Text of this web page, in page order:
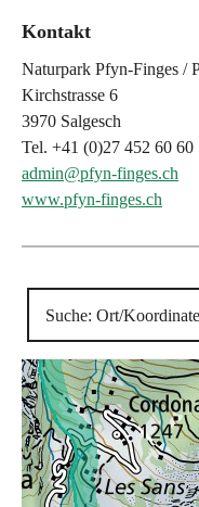
Kontakt
Naturpark Pfyn-Finges /
Kirchstrasse 6
3970 Salgesch
Tel. +41 (0)27 452 60 60
admin@pfyn-finges.ch
www.pfyn-finges.ch
ANGEBOTE
Sehenswürdigkeit
BASIS-